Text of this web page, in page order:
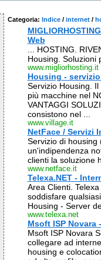
Categoria: Indice / internet /
Web
... HOSTING.
Housing. Soluzioni
www.migliorhosting.it
Housing -
Servizio Housing.
più macchine nel
VANTAGGI
consistono nel ...
www.village.it
NetFace / Servizi
Servizio di housing
un'indipendenza
clienti la soluzione
www.netface.it
Telexa.NET -
Area Clienti.
soddisfare
Housing - Server
www.telexa.net
Msoft ISP
Msoft ISP Novara
collegare ad
housing e